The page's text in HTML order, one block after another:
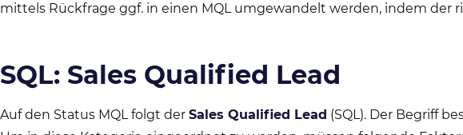
mittels Rückfrage ggf. in einen MQL umgewandelt werden, indem
SQL: Sales Qualified Lead
Auf den Status MQL folgt der Sales Qualified Lead (SQL). Der Begriff